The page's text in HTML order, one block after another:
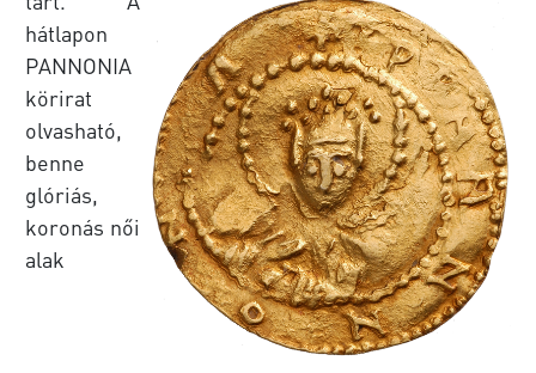
hátlapon
PANNONIA
körirat
olvasható,
benne
glóriás,
koronás női
alak